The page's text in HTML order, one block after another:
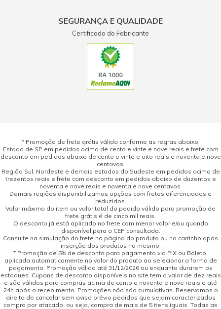
SEGURANÇA E QUALIDADE
Certificado do Fabricante
* Promoção de frete grátis válida conforme as regras abaixo:
Estado de SP em pedidos acima de cento e vinte e nove reais e frete com
desconto em pedidos abaixo de cento e vinte e oito reais e noventa e nove
centavos.
Região Sul, Nordeste e demais estados do Sudeste em pedidos acima de
trezentos reais e frete com desconto em pedidos abaixo de duzentos e
noventa e nove reais e noventa e nove centavos.
Demais regiões disponibilizamos opções com fretes diferenciados e
reduzidos.
Valor máximo do item ou valor total do pedido válido para promoção de
frete grátis é de cinco mil reais.
O desconto já está aplicado no frete com menor valor e/ou quando
disponível para o CEP consultado.
Consulte na simulação do frete na página do produto ou no carrinho após
inserção dos produtos no mesmo.
* Promoção de 5% de desconto para pagamento via PIX ou Boleto,
aplicada automaticamente no valor do produto ao selecionar a forma de
pagamento. Promoção válida até 31/12/2026 ou enquanto durarem os
estoques. Cupons de desconto disponíveis no site tem o valor de dez reais
e são válidos para compras acima de cento e noventa e nove reais e até
24h após o recebimento. Promoções não são cumulativas. Reservamos o
direito de cancelar sem aviso prévio pedidos que sejam caracterizados
compra por atacado, ou seja, compra de mais de 5 itens iguais. Todas as